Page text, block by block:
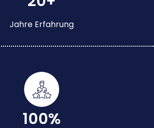
Jahre Erfahrung
100%